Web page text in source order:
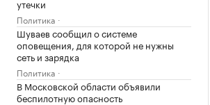
утечки
Политика
Шуваев сообщил о системе
оповещения, для которой не нужны
сеть и зарядка
Политика
В Московской области объявили
беспилотную опасность